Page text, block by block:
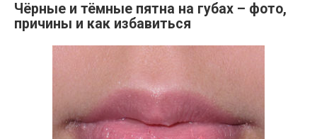
Чёрные и тёмные пятна на губах – фото,
причины и как избавиться